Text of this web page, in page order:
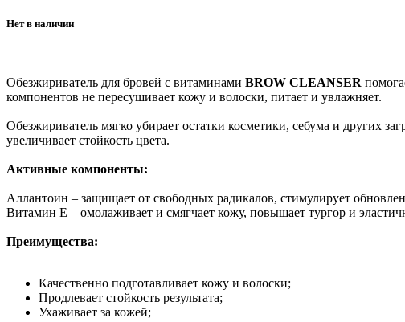
Нет в наличии
Обезжириватель для бровей с витаминами BROW CLEANSER
компонентов не пересушивает кожу и волоски, питает и увлажняет.
Обезжириватель мягко убирает остатки косметики, себума и других
увеличивает стойкость цвета.
Активные компоненты:
Аллантоин – защищает от свободных радикалов, стимулирует
Витамин Е – омолаживает и смягчает кожу, повышает тургор и
Преимущества:
Качественно подготавливает кожу и волоски;
Продлевает стойкость результата;
Ухаживает за кожей;